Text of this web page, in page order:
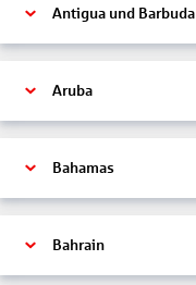
Antigua und Barbuda
Aruba
Bahamas
Bahrain